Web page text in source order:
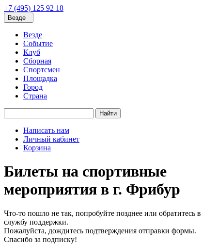
+7 (495) 125 92 18
Везде
Везде
Событие
Клуб
Сборная
Спортсмен
Площадка
Город
Страна
Найти
Написать нам
Личный кабинет
Корзина
Билеты на спортивные
мероприятия в г. Фрибур
Что-то пошло не так, попробуйте позднее или обратитесь в
службу поддержки.
Пожалуйста, дождитесь подтверждения отправки формы.
Спасибо за подписку!